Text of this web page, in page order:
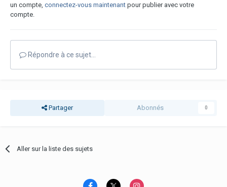
un compte, connectez-vous maintenant pour publier avec votre
compte.
Répondre à ce sujet…
Partager Abonnés 0
Aller sur la liste des sujets